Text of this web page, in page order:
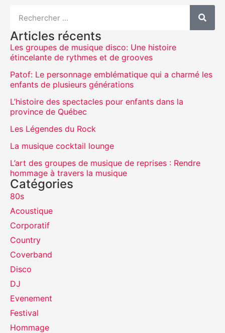
Articles récents
Les groupes de musique disco: Une histoire
étincelante de rythmes et de grooves
Patof: Le personnage emblématique qui a charmé les
enfants de plusieurs générations
L’histoire des spectacles pour enfants dans la
province de Québec
Les Légendes du Rock
La musique cocktail lounge
L’art des groupes de musique de reprises : Rendre
hommage à travers la musique
Catégories
80s
Acoustique
Corporatif
Country
Coverband
Disco
DJ
Evenement
Festival
Hommage